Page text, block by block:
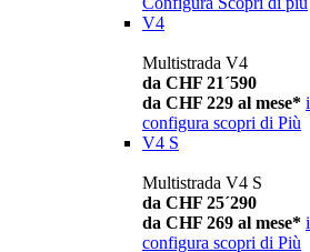
V4
Multistrada V4
da CHF 21´590
da CHF 229 al mese* i
configura scopri di Più
V4 S
Multistrada V4 S
da CHF 25´290
da CHF 269 al mese* i
configura scopri di Più